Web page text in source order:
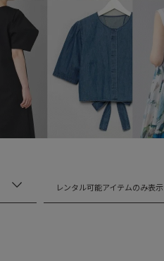
レンタル可能アイテムのみ表示